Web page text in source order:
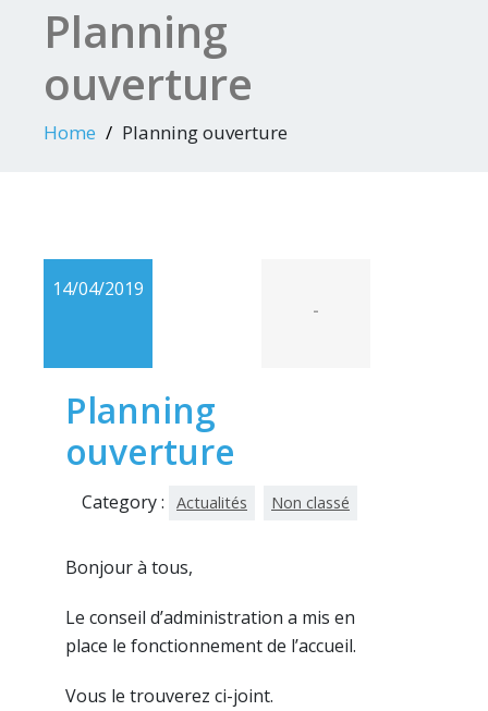
Planning
ouverture
Home Planning ouverture
14/04/2019
-
Planning
ouverture
Category : Actualités Non classé
Bonjour à tous,
Le conseil d’administration a mis en
place le fonctionnement de l’accueil.
Vous le trouverez ci-joint.